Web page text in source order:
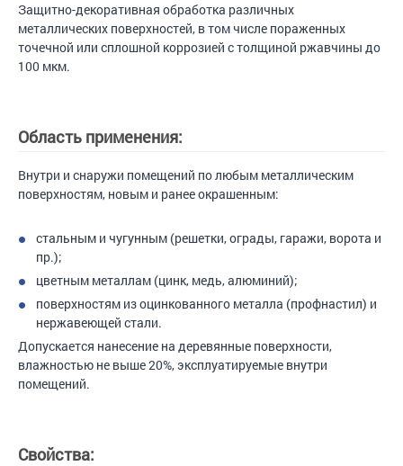
Защитно-декоративная обработка различных
металлических поверхностей, в том числе пораженных
точечной или сплошной коррозией с толщиной ржавчины до
100 мкм.
Область применения:
Внутри и снаружи помещений по любым металлическим
поверхностям, новым и ранее окрашенным:
стальным и чугунным (решетки, ограды, гаражи, ворота и
пр.);
цветным металлам (цинк, медь, алюминий);
поверхностям из оцинкованного металла (профнастил) и
нержавеющей стали.
Допускается нанесение на деревянные поверхности,
влажностью не выше 20%, эксплуатируемые внутри
помещений.
Свойства: